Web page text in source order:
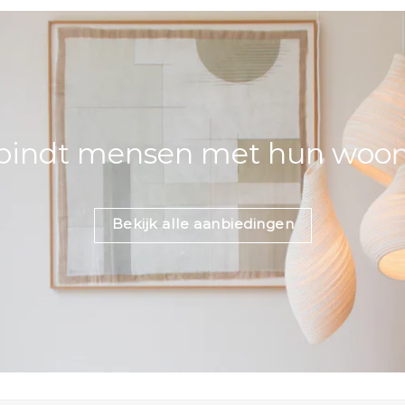
mensen met hun
Bekijk alle aanbiedingen